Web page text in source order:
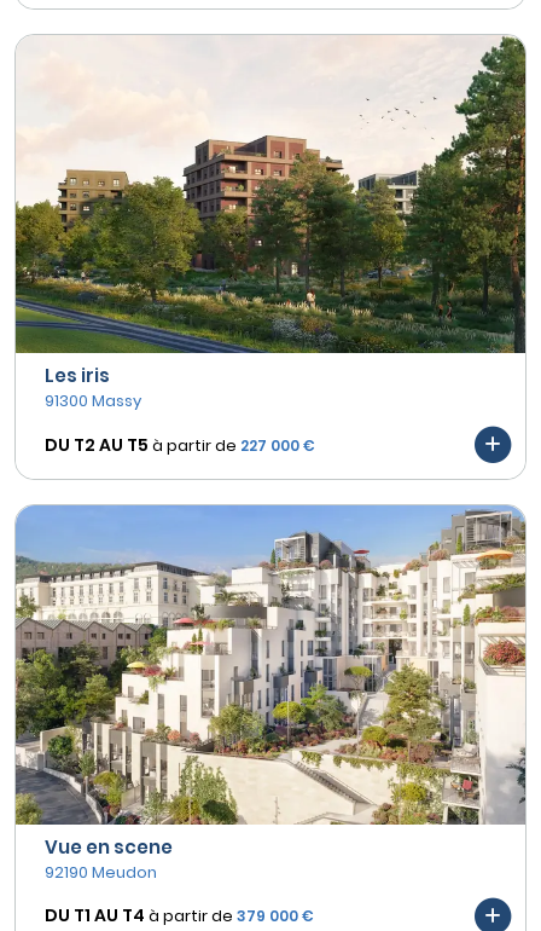
Les iris
91300 Massy
DU T2 AU T5 à partir de 227 000 €
Vue en scene
92190 Meudon
DU T1 AU T4 à partir de 379 000 €